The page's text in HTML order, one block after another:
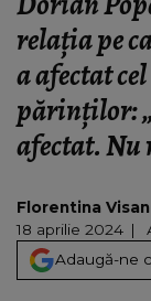
relația pe
a afectat
părinților:
afectat. Nu
Florentina Visan
18 aprilie 2024
Adaugă-ne